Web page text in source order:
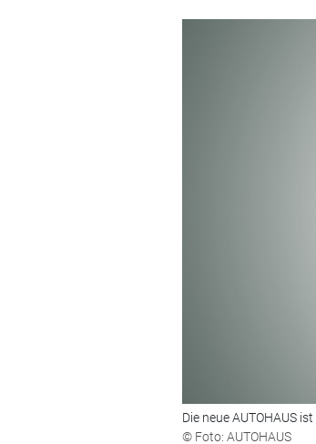
Die neue AUTOHAUS ist
© Foto: AUTOHAUS